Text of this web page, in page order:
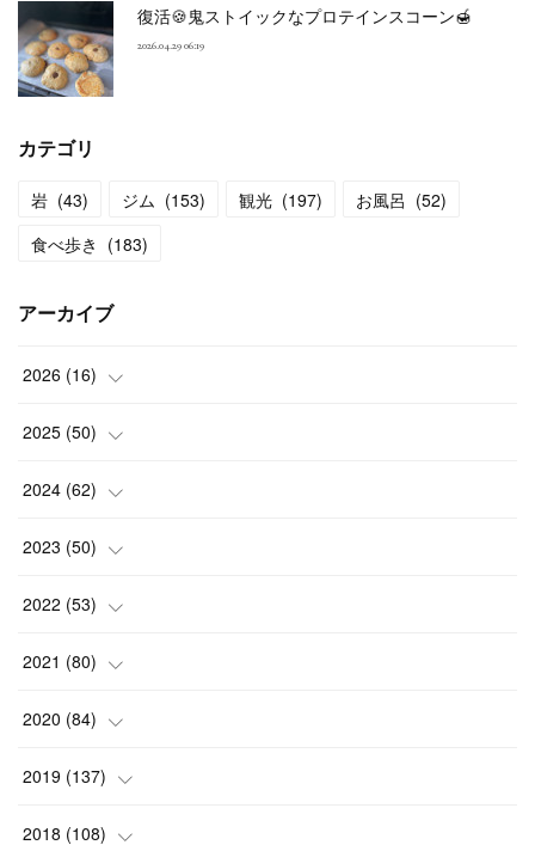
復活🍪鬼ストイックなプロテインスコーン🍯
2026.04.29 06:19
カテゴリ
岩 (43) ジム (153) 観光 (197) お風呂 (52)
食べ歩き (183)
アーカイブ
2026 (16)
(2)
(2)
(3)
(3)
( 3)
2025 (50)
(3)
(4)
(4)
(4)
( 4)
2024 (62)
(6)
(5)
(6)
( 6)
( 5)
2023 (50)
(7)
(5)
(5)
(2)
( 5)
2022 (53)
(4)
(5)
(4)
( 3)
2021 (80)
(7)
(5)
(8)
2020 (84)
(9)
(6)
2019 (137)
(10)
2018 (108)